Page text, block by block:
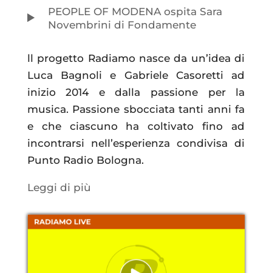
PEOPLE OF MODENA ospita Sara
Novembrini di Fondamente
ll progetto Radiamo nasce da un’idea di
Luca Bagnoli e Gabriele Casoretti ad
inizio 2014 e dalla passione per la
musica. Passione sbocciata tanti anni fa
e che ciascuno ha coltivato fino ad
incontrarsi nell’esperienza condivisa di
Punto Radio Bologna.
Leggi di più